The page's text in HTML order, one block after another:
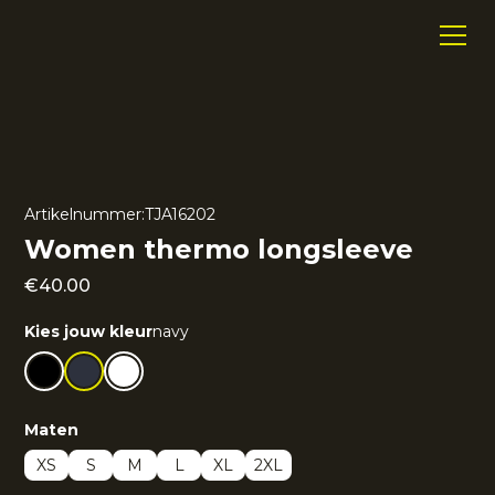
Artikelnummer:TJA16202
Women thermo longsleeve
€40.00
Kies jouw kleurnavy
Maten
XS
S M L XL 2XL